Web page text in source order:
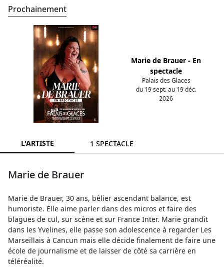
Prochainement
Marie de Brauer - En
spectacle
Palais des Glaces
du 19 sept. au 19 déc.
2026
L'ARTISTE 1 SPECTACLE
Marie de Brauer
Marie de Brauer, 30 ans, bélier ascendant balance, est
humoriste. Elle aime parler dans des micros et faire des
blagues de cul, sur scène et sur France Inter. Marie grandit
dans les Yvelines, elle passe son adolescence à regarder Les
Marseillais à Cancun mais elle décide finalement de faire une
école de journalisme et de laisser de côté sa carrière en
téléréalité.